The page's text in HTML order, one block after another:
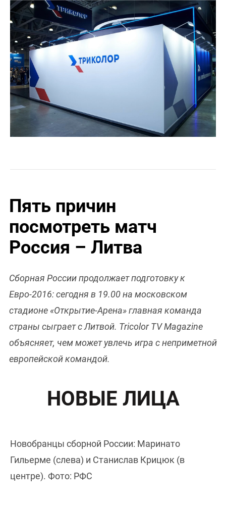
Пять причин
посмотреть матч
Россия – Литва
Сборная России продолжает подготовку к
Евро-2016: сегодня в 19.00 на московском
стадионе «Открытие-Арена» главная команда
страны сыграет с Литвой. Tricolor TV Magazine
объясняет, чем может увлечь игра с неприметной
европейской командой.
НОВЫЕ ЛИЦА
Новобранцы сборной России: Маринато
Гильерме (слева) и Станислав Крицюк (в
центре). Фото: РФС